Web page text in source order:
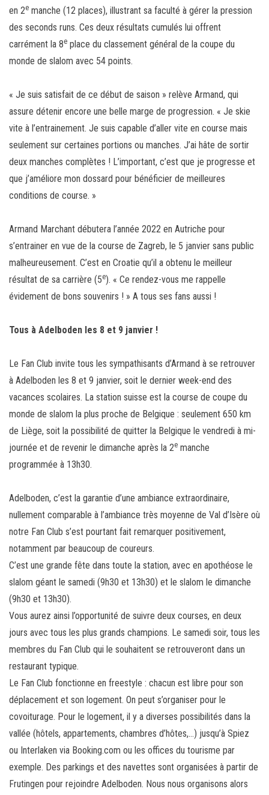
en 2e manche (12 places), illustrant sa faculté à gérer la pression
des seconds runs. Ces deux résultats cumulés lui offrent
carrément la 8e place du classement général de la coupe du
monde de slalom avec 54 points.
« Je suis satisfait de ce début de saison » relève Armand, qui
assure détenir encore une belle marge de progression. « Je skie
vite à l’entrainement. Je suis capable d’aller vite en course mais
seulement sur certaines portions ou manches. J’ai hâte de sortir
deux manches complètes ! L’important, c’est que je progresse et
que j’améliore mon dossard pour bénéficier de meilleures
conditions de course. »
Armand Marchant débutera l’année 2022 en Autriche pour
s’entrainer en vue de la course de Zagreb, le 5 janvier sans public
malheureusement. C’est en Croatie qu’il a obtenu le meilleur
résultat de sa carrière (5e). « Ce rendez-vous me rappelle
évidement de bons souvenirs ! » A tous ses fans aussi !
Tous à Adelboden les 8 et 9 janvier !
Le Fan Club invite tous les sympathisants d’Armand à se retrouver
à Adelboden les 8 et 9 janvier, soit le dernier week-end des
vacances scolaires. La station suisse est la course de coupe du
monde de slalom la plus proche de Belgique : seulement 650 km
de Liège, soit la possibilité de quitter la Belgique le vendredi à mi-
journée et de revenir le dimanche après la 2e manche
programmée à 13h30.
Adelboden, c’est la garantie d’une ambiance extraordinaire,
nullement comparable à l’ambiance très moyenne de Val d’Isère où
notre Fan Club s’est pourtant fait remarquer positivement,
notamment par beaucoup de coureurs.
C’est une grande fête dans toute la station, avec en apothéose le
slalom géant le samedi (9h30 et 13h30) et le slalom le dimanche
(9h30 et 13h30).
Vous aurez ainsi l’opportunité de suivre deux courses, en deux
jours avec tous les plus grands champions. Le samedi soir, tous les
membres du Fan Club qui le souhaitent se retrouveront dans un
restaurant typique.
Le Fan Club fonctionne en freestyle : chacun est libre pour son
déplacement et son logement. On peut s’organiser pour le
covoiturage. Pour le logement, il y a diverses possibilités dans la
vallée (hôtels, appartements, chambres d’hôtes,…) jusqu’à Spiez
ou Interlaken via Booking.com ou les offices du tourisme par
exemple. Des parkings et des navettes sont organisées à partir de
Frutingen pour rejoindre Adelboden. Nous nous organisons alors